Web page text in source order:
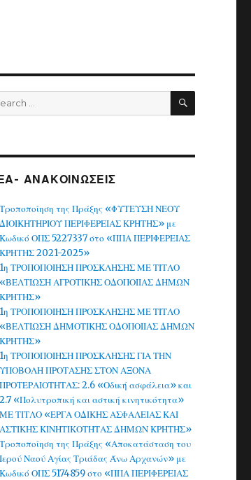
SEARCH
ΑΝΑΚΟΙΝΩΣΕΙΣ
Τροποποίηση της Πράξης «ΦΥΤΕΥΣΗ ΝΕΟΥ
ΔΙΟΙΚΗΤΗΡΙΟΥ ΠΕΡΙΦΕΡΕΙΑΣ ΚΡΗΤΗΣ» με
Κωδικό ΟΠΣ 5227337 στο «ΠΠΑ ΠΕΡΙΦΕΡΕΙΑΣ
ΚΡΗΤΗΣ 2021-2025»
1η ΤΡΟΠΟΠΟΙΗΣΗ ΠΡΟΣΚΛΗΣΗΣ ΜΕ ΤΙΤΛΟ
«ΒΕΛΤΙΩΣΗ ΑΓΡΟΤΙΚΗΣ ΟΔΟΠΟΙΙΑΣ ΔΗΜΩΝ
ΚΡΗΤΗΣ»
1η ΤΡΟΠΟΠΟΙΗΣΗ ΠΡΟΣΚΛΗΣΗΣ ΜΕ ΤΙΤΛΟ
«ΒΕΛΤΙΩΣΗ ΔΗΜΟΤΙΚΗΣ ΟΔΟΠΟΙΙΑΣ ΔΗΜΩΝ
ΚΡΗΤΗΣ»
1η ΤΡΟΠΟΠΟΙΗΣΗ ΠΡΟΣΚΛΗΣΗΣ ΓΙΑ ΤΗΝ
ΥΠΟΒΟΛΗ ΠΡΟΤΑΣΗΣ ΣΤΟΝ ΑΞΟΝΑ
ΠΡΟΤΕΡΑΙΟΤΗΤΑΣ: 2.6 «Οδική ασφάλεια» και
2.7 «Πολυτροπική και αστική κινητικότητα»
ΜΕ ΤΙΤΛΟ «ΕΡΓΑ ΟΔΙΚΗΣ ΑΣΦΑΛΕΙΑΣ ΚΑΙ
ΑΣΤΙΚΗΣ ΚΙΝΗΤΙΚΟΤΗΤΑΣ ΔΗΜΩΝ ΚΡΗΤΗΣ»
Τροποποίηση της Πράξης «Αποκατάσταση του
Ιερού Ναού Αγίας Τριάδας Άνω Αρχανών» με
Κωδικό ΟΠΣ 5174859 στο «ΠΠΑ ΠΕΡΙΦΕΡΕΙΑΣ